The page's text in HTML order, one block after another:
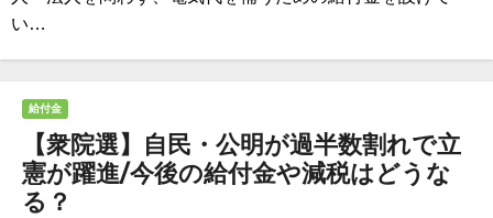
い…
給付金
【衆院選】自民・公明が過半数割れで立
憲が躍進/今後の給付金や減税はどうな
る？